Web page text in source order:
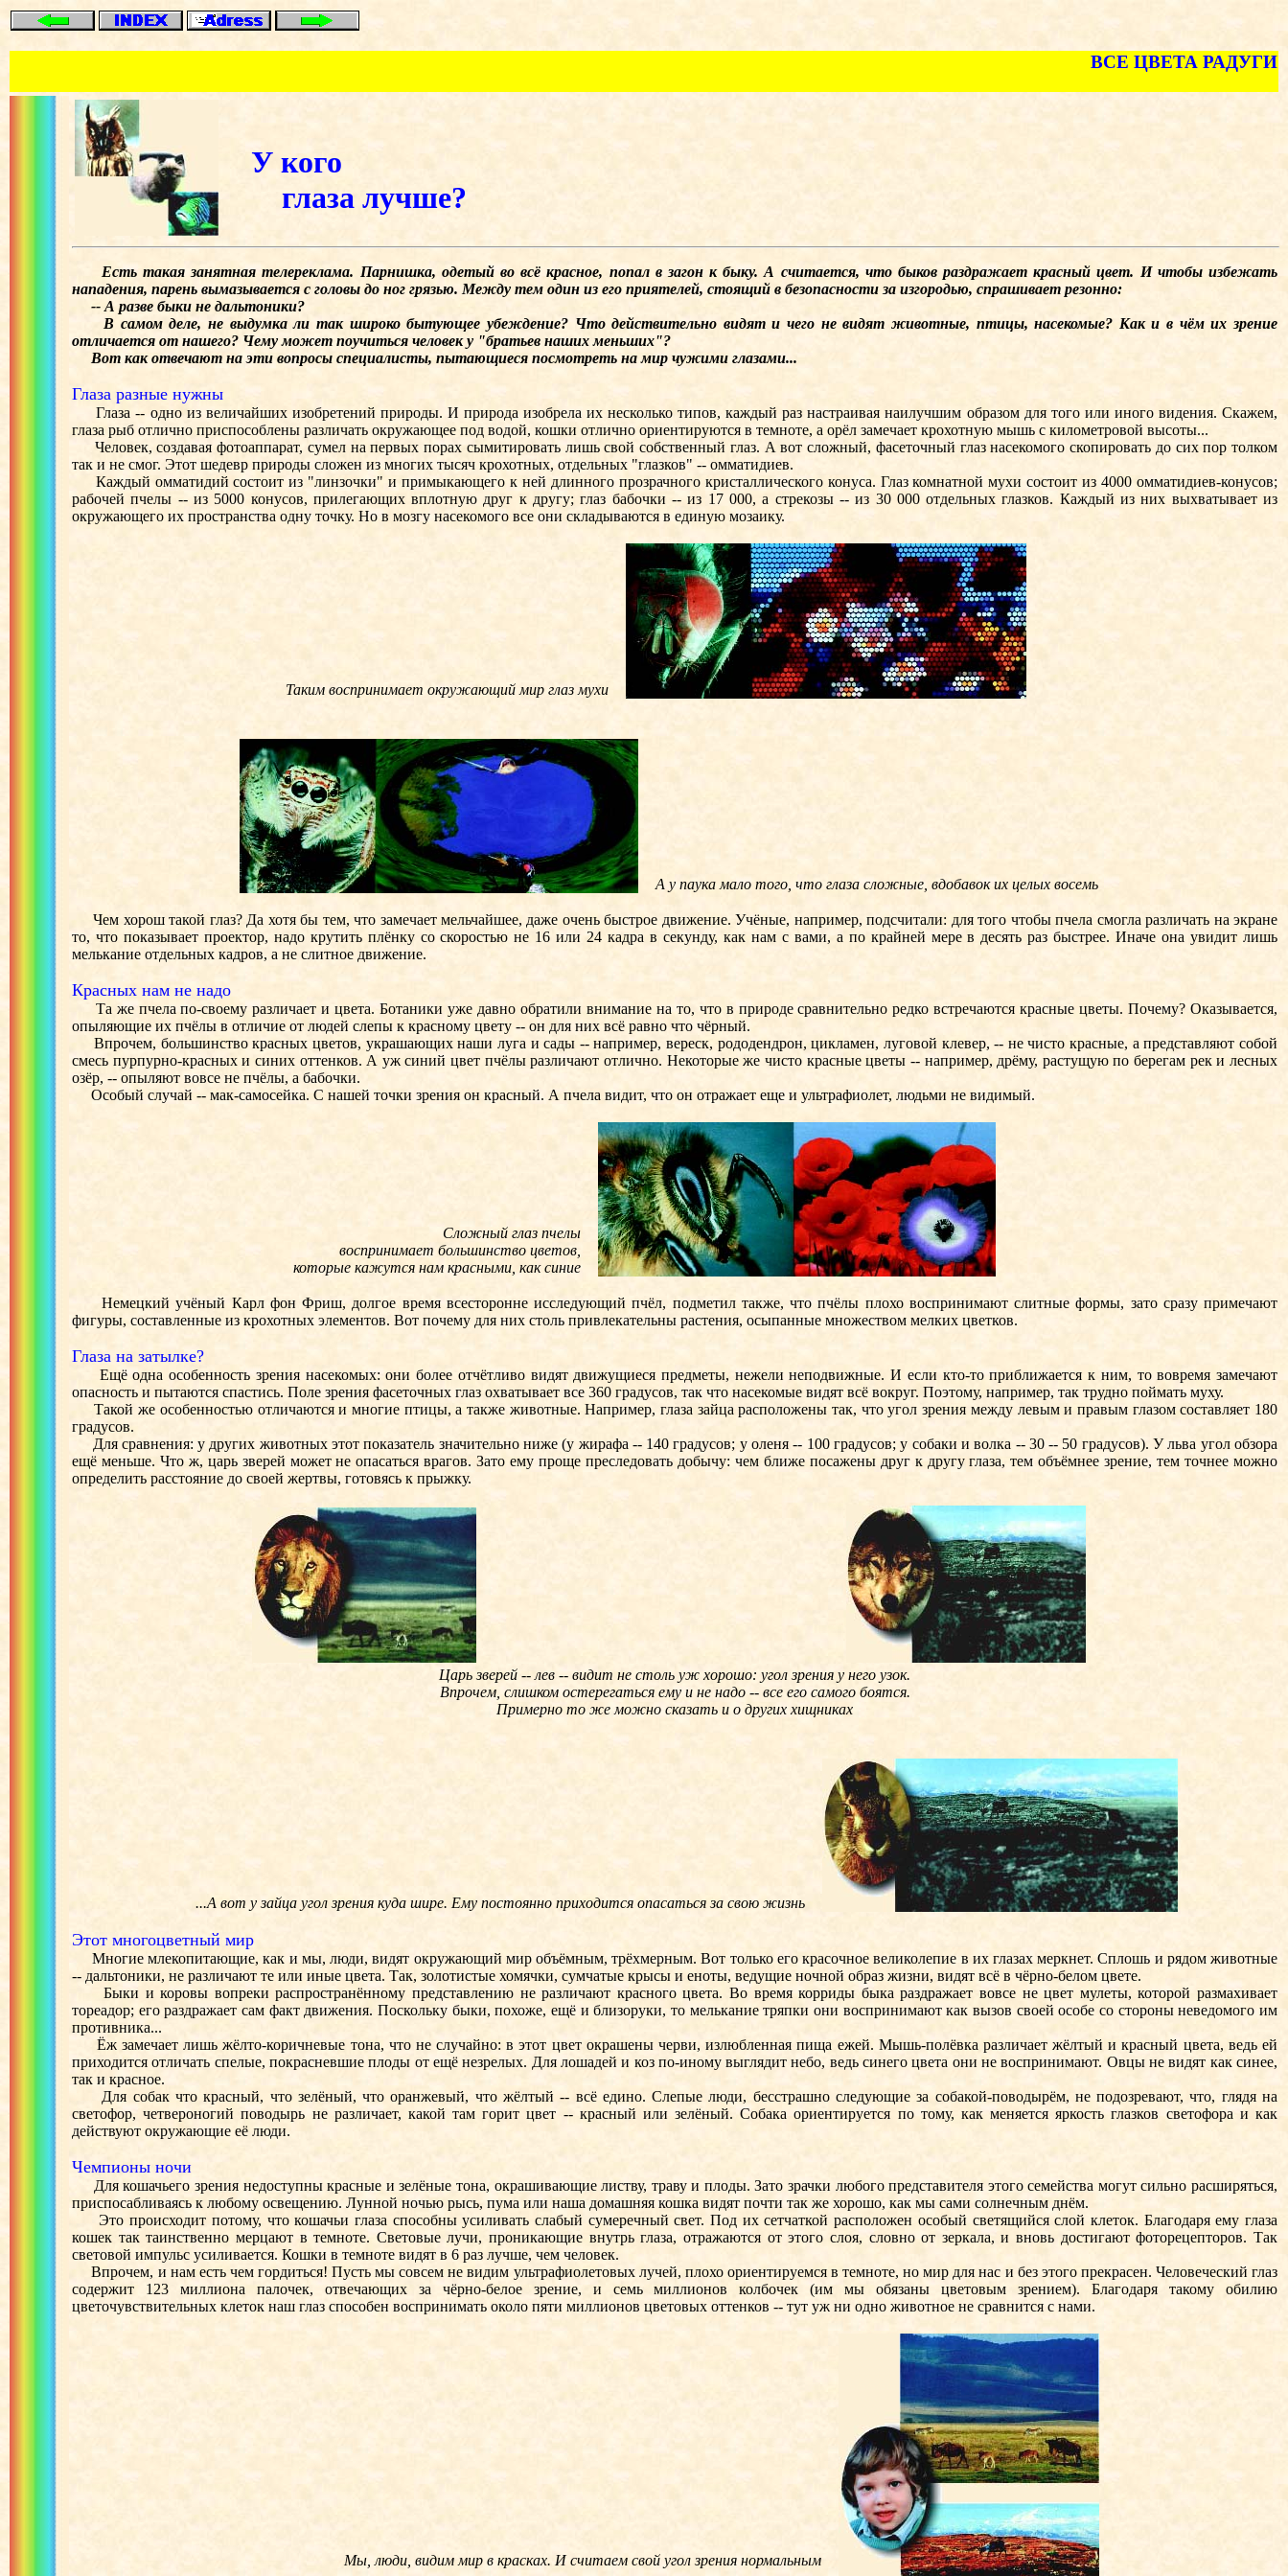
ВСЕ ЦВЕТА РАДУГИ
У кого
глаза лучше?
Есть такая занятная телереклама. Парнишка, одетый во всё красное, попал в загон к быку. А считается, что быков раздражает красный цвет. И чтобы избежать
нападения, парень вымазывается с головы до ног грязью. Между тем один из его приятелей, стоящий в безопасности за изгородью, спрашивает резонно:
-- А разве быки не дальтоники?
В самом деле, не выдумка ли так широко бытующее убеждение? Что действительно видят и чего не видят животные, птицы, насекомые? Как и в чём их зрение
отличается от нашего? Чему может поучиться человек у "братьев наших меньших"?
Вот как отвечают на эти вопросы специалисты, пытающиеся посмотреть на мир чужими глазами...
Глаза разные нужны
Глаза -- одно из величайших изобретений природы. И природа изобрела их несколько типов, каждый раз настраивая наилучшим образом для того или иного видения. Скажем,
глаза рыб отлично приспособлены различать окружающее под водой, кошки отлично ориентируются в темноте, а орёл замечает крохотную мышь с километровой высоты...
Человек, создавая фотоаппарат, сумел на первых порах сымитировать лишь свой собственный глаз. А вот сложный, фасеточный глаз насекомого скопировать до сих пор толком
так и не смог. Этот шедевр природы сложен из многих тысяч крохотных, отдельных "глазков" -- омматидиев.
Каждый омматидий состоит из "линзочки" и примыкающего к ней длинного прозрачного кристаллического конуса. Глаз комнатной мухи состоит из 4000 омматидиев-конусов;
рабочей пчелы -- из 5000 конусов, прилегающих вплотную друг к другу; глаз бабочки -- из 17 000, а стрекозы -- из 30 000 отдельных глазков. Каждый из них выхватывает из
окружающего их пространства одну точку. Но в мозгу насекомого все они складываются в единую мозаику.
Таким воспринимает окружающий мир глаз мухи
А у паука мало того, что глаза сложные, вдобавок их целых восемь
Чем хорош такой глаз? Да хотя бы тем, что замечает мельчайшее, даже очень быстрое движение. Учёные, например, подсчитали: для того чтобы пчела смогла различать на экране
то, что показывает проектор, надо крутить плёнку со скоростью не 16 или 24 кадра в секунду, как нам с вами, а по крайней мере в десять раз быстрее. Иначе она увидит лишь
мелькание отдельных кадров, а не слитное движение.
Красных нам не надо
Та же пчела по-своему различает и цвета. Ботаники уже давно обратили внимание на то, что в природе сравнительно редко встречаются красные цветы. Почему? Оказывается,
опыляющие их пчёлы в отличие от людей слепы к красному цвету -- он для них всё равно что чёрный.
Впрочем, большинство красных цветов, украшающих наши луга и сады -- например, вереск, рододендрон, цикламен, луговой клевер, -- не чисто красные, а представляют собой
смесь пурпурно-красных и синих оттенков. А уж синий цвет пчёлы различают отлично. Некоторые же чисто красные цветы -- например, дрёму, растущую по берегам рек и лесных
озёр, -- опыляют вовсе не пчёлы, а бабочки.
Особый случай -- мак-самосейка. С нашей точки зрения он красный. А пчела видит, что он отражает еще и ультрафиолет, людьми не видимый.
Сложный глаз пчелы
воспринимает большинство цветов,
которые кажутся нам красными, как синие
Немецкий учёный Карл фон Фриш, долгое время всесторонне исследующий пчёл, подметил также, что пчёлы плохо воспринимают слитные формы, зато сразу примечают
фигуры, составленные из крохотных элементов. Вот почему для них столь привлекательны растения, осыпанные множеством мелких цветков.
Глаза на затылке?
Ещё одна особенность зрения насекомых: они более отчётливо видят движущиеся предметы, нежели неподвижные. И если кто-то приближается к ним, то вовремя замечают
опасность и пытаются спастись. Поле зрения фасеточных глаз охватывает все 360 градусов, так что насекомые видят всё вокруг. Поэтому, например, так трудно поймать муху.
Такой же особенностью отличаются и многие птицы, а также животные. Например, глаза зайца расположены так, что угол зрения между левым и правым глазом составляет 180
градусов.
Для сравнения: у других животных этот показатель значительно ниже (у жирафа -- 140 градусов; у оленя -- 100 градусов; у собаки и волка -- 30 -- 50 градусов). У льва угол обзора
ещё меньше. Что ж, царь зверей может не опасаться врагов. Зато ему проще преследовать добычу: чем ближе посажены друг к другу глаза, тем объёмнее зрение, тем точнее можно
определить расстояние до своей жертвы, готовясь к прыжку.
Царь зверей -- лев -- видит не столь уж хорошо: угол зрения у него узок.
Впрочем, слишком остерегаться ему и не надо -- все его самого боятся.
Примерно то же можно сказать и о других хищниках
...А вот у зайца угол зрения куда шире. Ему постоянно приходится опасаться за свою жизнь
Этот многоцветный мир
Многие млекопитающие, как и мы, люди, видят окружающий мир объёмным, трёхмерным. Вот только его красочное великолепие в их глазах меркнет. Сплошь и рядом животные
-- дальтоники, не различают те или иные цвета. Так, золотистые хомячки, сумчатые крысы и еноты, ведущие ночной образ жизни, видят всё в чёрно-белом цвете.
Быки и коровы вопреки распространённому представлению не различают красного цвета. Во время корриды быка раздражает вовсе не цвет мулеты, которой размахивает
тореадор; его раздражает сам факт движения. Поскольку быки, похоже, ещё и близоруки, то мелькание тряпки они воспринимают как вызов своей особе со стороны неведомого им
противника...
Ёж замечает лишь жёлто-коричневые тона, что не случайно: в этот цвет окрашены черви, излюбленная пища ежей. Мышь-полёвка различает жёлтый и красный цвета, ведь ей
приходится отличать спелые, покрасневшие плоды от ещё незрелых. Для лошадей и коз по-иному выглядит небо, ведь синего цвета они не воспринимают. Овцы не видят как синее,
так и красное.
Для собак что красный, что зелёный, что оранжевый, что жёлтый -- всё едино. Слепые люди, бесстрашно следующие за собакой-поводырём, не подозревают, что, глядя на
светофор, четвероногий поводырь не различает, какой там горит цвет -- красный или зелёный. Собака ориентируется по тому, как меняется яркость глазков светофора и как
действуют окружающие её люди.
Чемпионы ночи
Для кошачьего зрения недоступны красные и зелёные тона, окрашивающие листву, траву и плоды. Зато зрачки любого представителя этого семейства могут сильно расширяться,
приспосабливаясь к любому освещению. Лунной ночью рысь, пума или наша домашняя кошка видят почти так же хорошо, как мы сами солнечным днём.
Это происходит потому, что кошачьи глаза способны усиливать слабый сумеречный свет. Под их сетчаткой расположен особый светящийся слой клеток. Благодаря ему глаза
кошек так таинственно мерцают в темноте. Световые лучи, проникающие внутрь глаза, отражаются от этого слоя, словно от зеркала, и вновь достигают фоторецепторов. Так
световой импульс усиливается. Кошки в темноте видят в 6 раз лучше, чем человек.
Впрочем, и нам есть чем гордиться! Пусть мы совсем не видим ультрафиолетовых лучей, плохо ориентируемся в темноте, но мир для нас и без этого прекрасен. Человеческий глаз
содержит 123 миллиона палочек, отвечающих за чёрно-белое зрение, и семь миллионов колбочек (им мы обязаны цветовым зрением). Благодаря такому обилию
цветочувствительных клеток наш глаз способен воспринимать около пяти миллионов цветовых оттенков -- тут уж ни одно животное не сравнится с нами.
Мы, люди, видим мир в красках. И считаем свой угол зрения нормальным